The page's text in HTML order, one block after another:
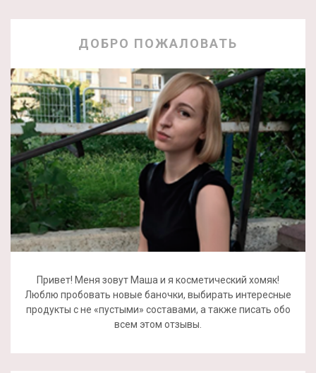
ДОБРО ПОЖАЛОВАТЬ
Привет! Меня зовут Маша и я косметический хомяк!
Люблю пробовать новые баночки, выбирать интересные
продукты с не «пустыми» составами, а также писать обо
всем этом отзывы.